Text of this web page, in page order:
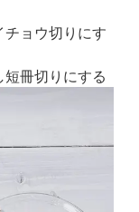
ョウ切りにす
冊切りにする